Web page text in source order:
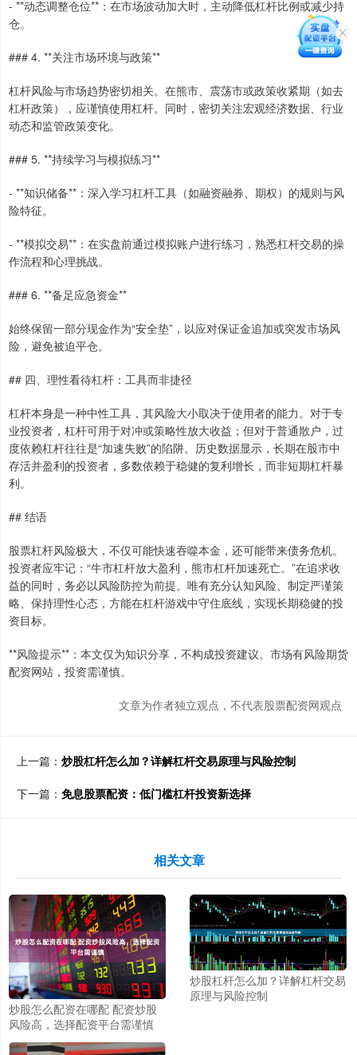
- **动态调整仓位**：在市场波动加大时，主动降低杠杆比例或减少持
仓。
### 4. **关注市场环境与政策**
杠杆风险与市场趋势密切相关。在熊市、震荡市或政策收紧期（如去
杠杆政策），应谨慎使用杠杆。同时，密切关注宏观经济数据、行业
动态和监管政策变化。
### 5. **持续学习与模拟练习**
- **知识储备**：深入学习杠杆工具（如融资融券、期权）的规则与风
险特征。
- **模拟交易**：在实盘前通过模拟账户进行练习，熟悉杠杆交易的操
作流程和心理挑战。
### 6. **备足应急资金**
始终保留一部分现金作为“安全垫”，以应对保证金追加或突发市场风
险，避免被迫平仓。
## 四、理性看待杠杆：工具而非捷径
杠杆本身是一种中性工具，其风险大小取决于使用者的能力。对于专
业投资者，杠杆可用于对冲或策略性放大收益；但对于普通散户，过
度依赖杠杆往往是“加速失败”的陷阱。历史数据显示，长期在股市中
存活并盈利的投资者，多数依赖于稳健的复利增长，而非短期杠杆暴
利。
## 结语
股票杠杆风险极大，不仅可能快速吞噬本金，还可能带来债务危机。
投资者应牢记：“牛市杠杆放大盈利，熊市杠杆加速死亡。”在追求收
益的同时，务必以风险防控为前提。唯有充分认知风险、制定严谨策
略、保持理性心态，方能在杠杆游戏中守住底线，实现长期稳健的投
资目标。
**风险提示**：本文仅为知识分享，不构成投资建议。市场有风险期货
配资网站，投资需谨慎。
文章为作者独立观点，不代表股票配资网观点
上一篇： 炒股杠杆怎么加？详解杠杆交易原理与风险控制
下一篇： 免息股票配资：低门槛杠杆投资新选择
相关文章
炒股怎么配资在哪配 配资炒股
风险高，选择配资平台需谨慎
炒股杠杆怎么加？详解杠杆交易
原理与风险控制